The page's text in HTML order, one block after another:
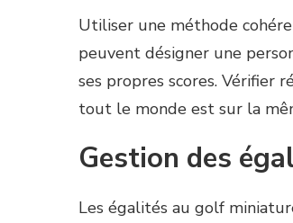
Utiliser une méthode
peuvent désigner une
ses propres scores. Vérifier
tout le monde est sur la
Gestion des
Les égalités au golf